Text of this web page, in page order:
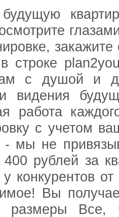
строке
с душой и
и видения
работа
с учетом
- мы не
400 рублей за
конкурентов
Вы
размеры Все,